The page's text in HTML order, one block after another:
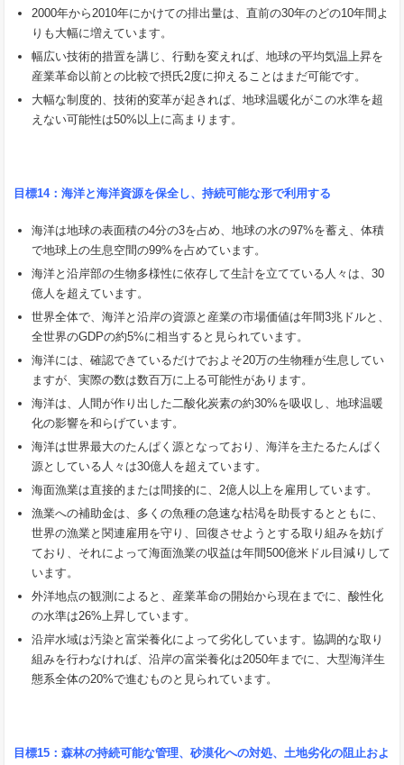
2000年から2010年にかけての排出量は、直前の30年のどの10年間よ
りも大幅に増えています。
幅広い技術的措置を講じ、行動を変えれば、地球の平均気温上昇を
産業革命以前との比較で摂氏2度に抑えることはまだ可能です。
大幅な制度的、技術的変革が起きれば、地球温暖化がこの水準を超
えない可能性は50%以上に高まります。
目標14：海洋と海洋資源を保全し、持続可能な形で利用する
海洋は地球の表面積の4分の3を占め、地球の水の97%を蓄え、体積
で地球上の生息空間の99%を占めています。
海洋と沿岸部の生物多様性に依存して生計を立てている人々は、30
億人を超えています。
世界全体で、海洋と沿岸の資源と産業の市場価値は年間3兆ドルと、
全世界のGDPの約5%に相当すると見られています。
海洋には、確認できているだけでおよそ20万の生物種が生息してい
ますが、実際の数は数百万に上る可能性があります。
海洋は、人間が作り出した二酸化炭素の約30%を吸収し、地球温暖
化の影響を和らげています。
海洋は世界最大のたんぱく源となっており、海洋を主たるたんぱく
源としている人々は30億人を超えています。
海面漁業は直接的または間接的に、2億人以上を雇用しています。
漁業への補助金は、多くの魚種の急速な枯渇を助長するとともに、
世界の漁業と関連雇用を守り、回復させようとする取り組みを妨げ
ており、それによって海面漁業の収益は年間500億米ドル目減りして
います。
外洋地点の観測によると、産業革命の開始から現在までに、酸性化
の水準は26%上昇しています。
沿岸水域は汚染と富栄養化によって劣化しています。協調的な取り
組みを行わなければ、沿岸の富栄養化は2050年までに、大型海洋生
態系全体の20%で進むものと見られています。
目標15 ：森林の持続可能な管理、砂漠化への対処、土地劣化の阻止およ